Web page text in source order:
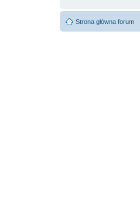
Strona główna forum